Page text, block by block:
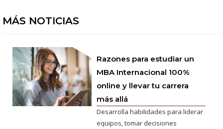
MÁS NOTICIAS
Razones para estudiar un
MBA Internacional 100%
online y llevar tu carrera
más allá
Desarrolla habilidades para liderar
equipos, tomar decisiones